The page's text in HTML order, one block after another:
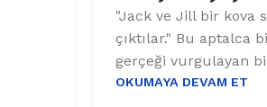
"Jack ve Jill bir kova
çıktılar." Bu aptalca
gerçeği vurgulayan
OKUMAYA DEVAM ET